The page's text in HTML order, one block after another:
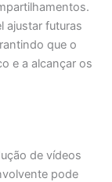
ajustar futuras
que o
e a alcançar os
de vídeos
pode